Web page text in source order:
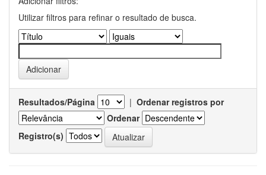
Utilizar filtros para refinar o resultado de busca.
Resultados/Página | Ordenar registros por
Ordenar
Registro(s)